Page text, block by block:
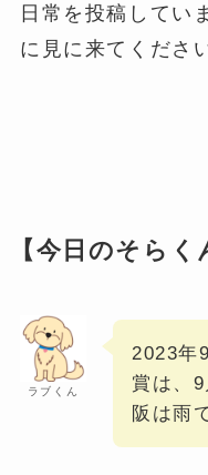
日常を投稿してい
に見に来てくださ
【今日のそら
ラブくん
2023年
賞は、
阪は雨